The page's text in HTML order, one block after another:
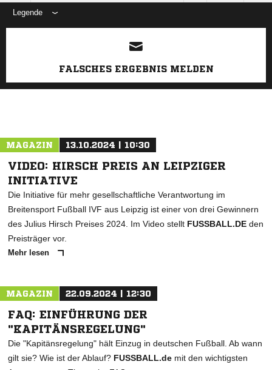
Legende
ANZEIGE
FALSCHES ERGEBNIS MELDEN
MAGAZIN 13.10.2024 | 10:30
VIDEO: HIRSCH PREIS AN LEIPZIGER
INITIATIVE
Die Initiative für mehr gesellschaftliche Verantwortung im
Breitensport Fußball IVF aus Leipzig ist einer von drei Gewinnern
des Julius Hirsch Preises 2024. Im Video stellt FUSSBALL.DE den
Preisträger vor.
Mehr lesen
MAGAZIN 22.09.2024 | 12:30
FAQ: EINFÜHRUNG DER
"KAPITÄNSREGELUNG"
Die "Kapitänsregelung" hält Einzug in deutschen Fußball. Ab wann
gilt sie? Wie ist der Ablauf? FUSSBALL.de mit den wichtigsten